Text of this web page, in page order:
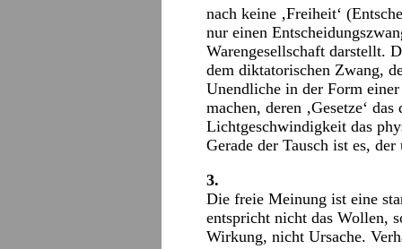
nach keine ‚Freiheit‘
nur einen
Warengesellschaft darstellt.
dem diktatorischen Zwang,
Unendliche in der Form
machen, deren ‚Gesetze‘
Lichtgeschwindigkeit das
Gerade der Tausch ist es,
3.
Die freie Meinung ist eine
entspricht nicht das Wollen,
Wirkung, nicht Ursache.